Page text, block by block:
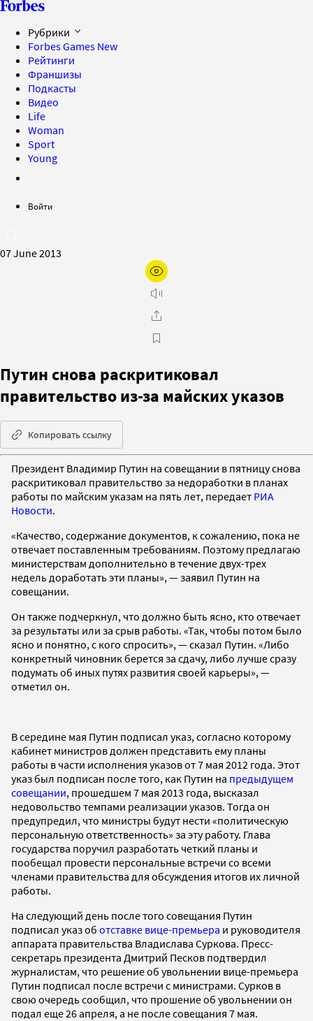
Рубрики
Forbes Games New
Рейтинги
Франшизы
Подкасты
Видео
Life
Woman
Sport
Young
Войти
07 June 2013
Путин снова раскритиковал
правительство из-за майских указов
Копировать ссылку
Президент Владимир Путин на совещании в пятницу снова
раскритиковал правительство за недоработки в планах
работы по майским указам на пять лет, передает РИА
Новости.
«Качество, содержание документов, к сожалению, пока не
отвечает поставленным требованиям. Поэтому предлагаю
министерствам дополнительно в течение двух-трех
недель доработать эти планы», — заявил Путин на
совещании.
Он также подчеркнул, что должно быть ясно, кто отвечает
за результаты или за срыв работы. «Так, чтобы потом было
ясно и понятно, с кого спросить», — сказал Путин. «Либо
конкретный чиновник берется за сдачу, либо лучше сразу
подумать об иных путях развития своей карьеры», —
отметил он.
В середине мая Путин подписал указ, согласно которому
кабинет министров должен представить ему планы
работы в части исполнения указов от 7 мая 2012 года. Этот
указ был подписан после того, как Путин на предыдущем
совещании, прошедшем 7 мая 2013 года, высказал
недовольство темпами реализации указов. Тогда он
предупредил, что министры будут нести «политическую
персональную ответственность» за эту работу. Глава
государства поручил разработать четкий планы и
пообещал провести персональные встречи со всеми
членами правительства для обсуждения итогов их личной
работы.
На следующий день после того совещания Путин
подписал указ об отставке вице-премьера и руководителя
аппарата правительства Владислава Суркова. Пресс-
секретарь президента Дмитрий Песков подтвердил
журналистам, что решение об увольнении вице-премьера
Путин подписал после встречи с министрами. Сурков в
свою очередь сообщил, что прошение об увольнении он
подал еще 26 апреля, а не после совещания 7 мая.